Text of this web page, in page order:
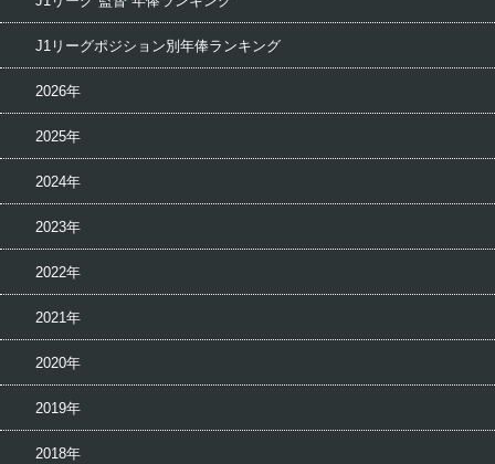
J1リーグポジション別年俸ランキング
2026年
2025年
2024年
2023年
2022年
2021年
2020年
2019年
2018年